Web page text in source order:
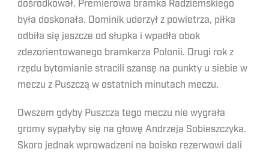
dośrodkował. Premierowa bramka Radziemskiego
była doskonała. Dominik uderzył z powietrza, piłka
odbiła się jeszcze od słupka i wpadła obok
zdezorientowanego bramkarza Polonii. Drugi rok z
rzędu bytomianie stracili szansę na punkty u siebie w
meczu z Puszczą w ostatnich minutach meczu.
Owszem gdyby Puszcza tego meczu nie wygrała
gromy sypałyby się na głowę Andrzeja Sobieszczyka.
Skoro jednak wprowadzeni na boisko rezerwowi dali